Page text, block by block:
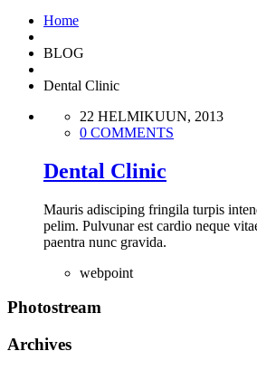
Home
BLOG
Dental Clinic
22 HELMIKUUN, 2013
0 COMMENTS
Dental Clinic
Mauris adisciping fringila turpis
pelim. Pulvunar est cardio neque
paentra nunc gravida.
webpoint
Photostream
Archives